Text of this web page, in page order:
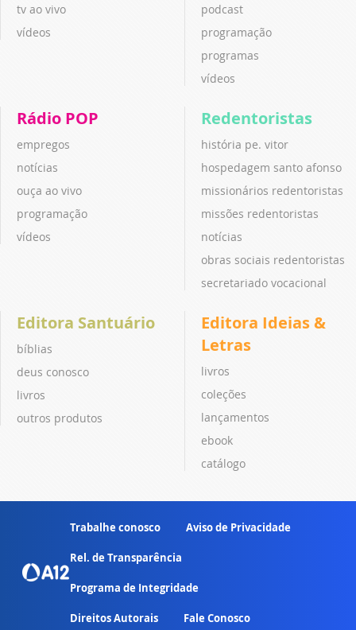
tv ao vivo
vídeos
podcast
programação
programas
vídeos
Rádio POP
empregos
notícias
ouça ao vivo
programação
vídeos
Redentoristas
história pe. vitor
hospedagem santo afonso
missionários redentoristas
missões redentoristas
notícias
obras sociais redentoristas
secretariado vocacional
Editora Santuário
bíblias
deus conosco
livros
outros produtos
Editora Ideias &
Letras
livros
coleções
lançamentos
ebook
catálogo
Trabalhe conosco Aviso de Privacidade
Rel. de Transparência
Programa de Integridade
Direitos Autorais Fale Conosco